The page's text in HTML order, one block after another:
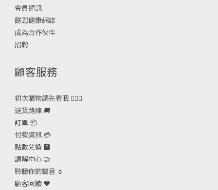
會員通訊
餸您健康網誌
成為合作伙伴
招聘
顧客服務
初次購物請先看我 🙋🏻‍♀️
送貨路線 🚚
訂單 📦
付款資訊 💳
點數兌換 🅿️
調解中心 🤝
聆聽你的聲音 🌷
顧客回饋 ❤️